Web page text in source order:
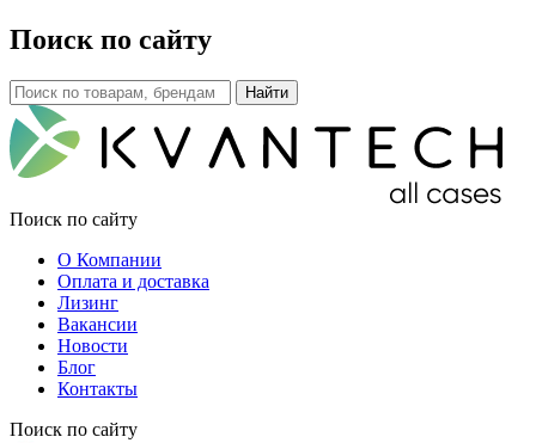
Поиск по сайту
Поиск по сайту
О Компании
Оплата и доставка
Лизинг
Вакансии
Новости
Блог
Контакты
Поиск по сайту